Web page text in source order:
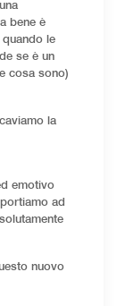
bene è
le
se è un
cosa sono)
la
emotivo
ad
nuovo